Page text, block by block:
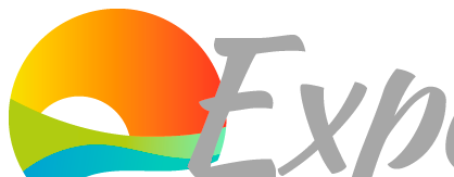
contenido